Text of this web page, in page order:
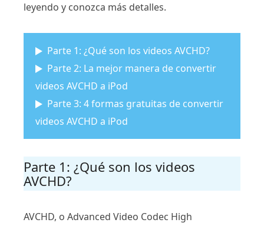
leyendo y conozca más detalles.
Parte 1: ¿Qué son los videos AVCHD?
Parte 2: La mejor manera de convertir
videos AVCHD a iPod
Parte 3: 4 formas gratuitas de convertir
videos AVCHD a iPod
Parte 1: ¿Qué son los videos
AVCHD?
AVCHD, o Advanced Video Codec High